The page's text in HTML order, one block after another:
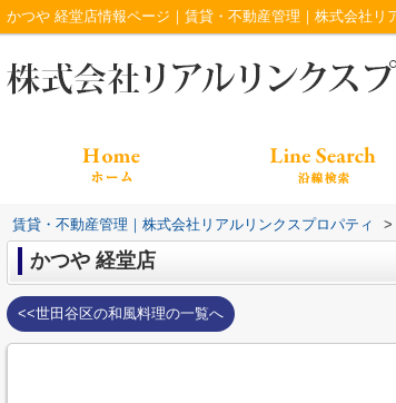
かつや 経堂店情報ページ｜賃貸・不動産管理｜株式会社リ
賃貸・不動産管理｜株式会社リアルリンクスプロパティ >
かつや 経堂店
<<世田谷区の和風料理の一覧へ